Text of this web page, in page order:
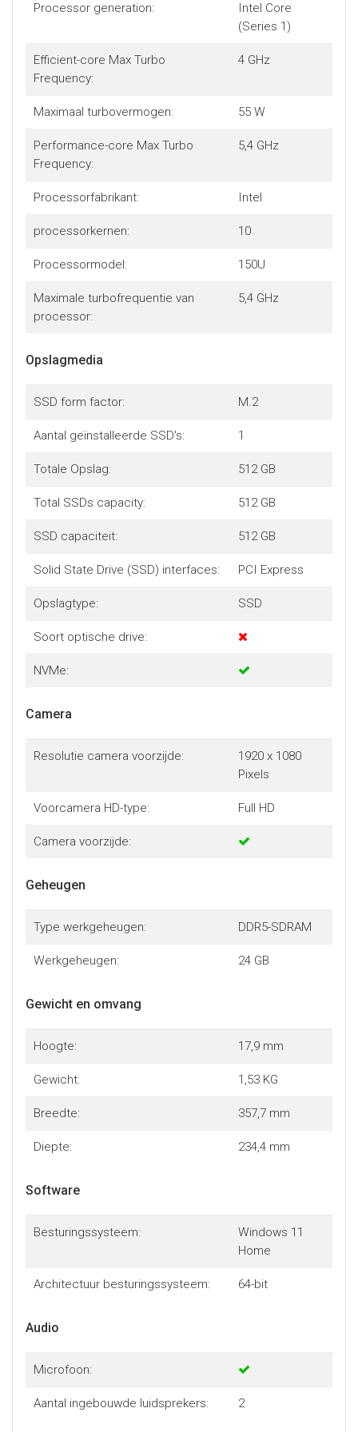
met een ongekende helderheid.
Dankzij de verpakking van 100% recyclebare materialen en
componenten van 30% post-consumer recycled plastic
certificering als een EPEAT-registratie. Zo kun jij een meer
Processor generation:
Intel Core
(Series 1)
Efficient-core Max Turbo
Frequency:
4 GHz
Maximaal turbovermogen: 55 W
Performance-core Max Turbo
Frequency:
5,4 GHz
Processorfabrikant: Intel
processorkernen: 10
Processormodel: 150U
Maximale turbofrequentie van
processor:
5,4 GHz
Opslagmedia
SSD form factor: M.2
Aantal geïnstalleerde SSD's: 1
Totale Opslag: 512 GB
Total SSDs capacity: 512 GB
SSD capaciteit: 512 GB
Solid State Drive (SSD) interfaces: PCI Express
Opslagtype: SSD
Soort optische drive:
NVMe:
Camera
Resolutie camera voorzijde:
1920 x 1080
Pixels
Voorcamera HD-type: Full HD
Camera voorzijde:
Geheugen
Type werkgeheugen: DDR5-SDRAM
Werkgeheugen: 24 GB
Gewicht en omvang
Hoogte: 17,9 mm
Gewicht: 1,53 KG
Breedte: 357,7 mm
Diepte: 234,4 mm
Software
Besturingssysteem:
Windows 11
Home
Architectuur besturingssysteem: 64-bit
Audio
Microfoon:
Aantal ingebouwde luidsprekers: 2